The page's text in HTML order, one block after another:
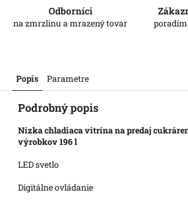
Odborníci
na zmrzlinu a mrazený tovar
Popis Parametre
Podrobný popis
Nízka chladiaca vitrína na predaj
výrobkov 196 l
LED svetlo
Digitálne ovládanie